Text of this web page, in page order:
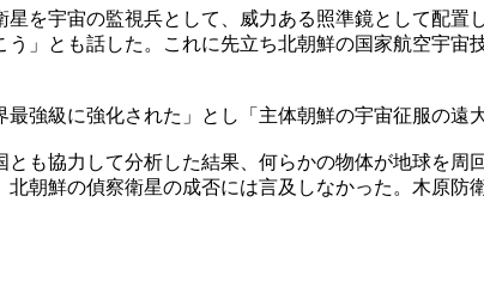
を宇宙の監視兵として、威力ある照準鏡として配
」とも話した。これに先立ち北朝鮮の国家航空宇
強級に強化された」とし「主体朝鮮の宇宙征服の遠
も協力して分析した結果、何らかの物体が地球を周
朝鮮の偵察衛星の成否には言及しなかった。木原